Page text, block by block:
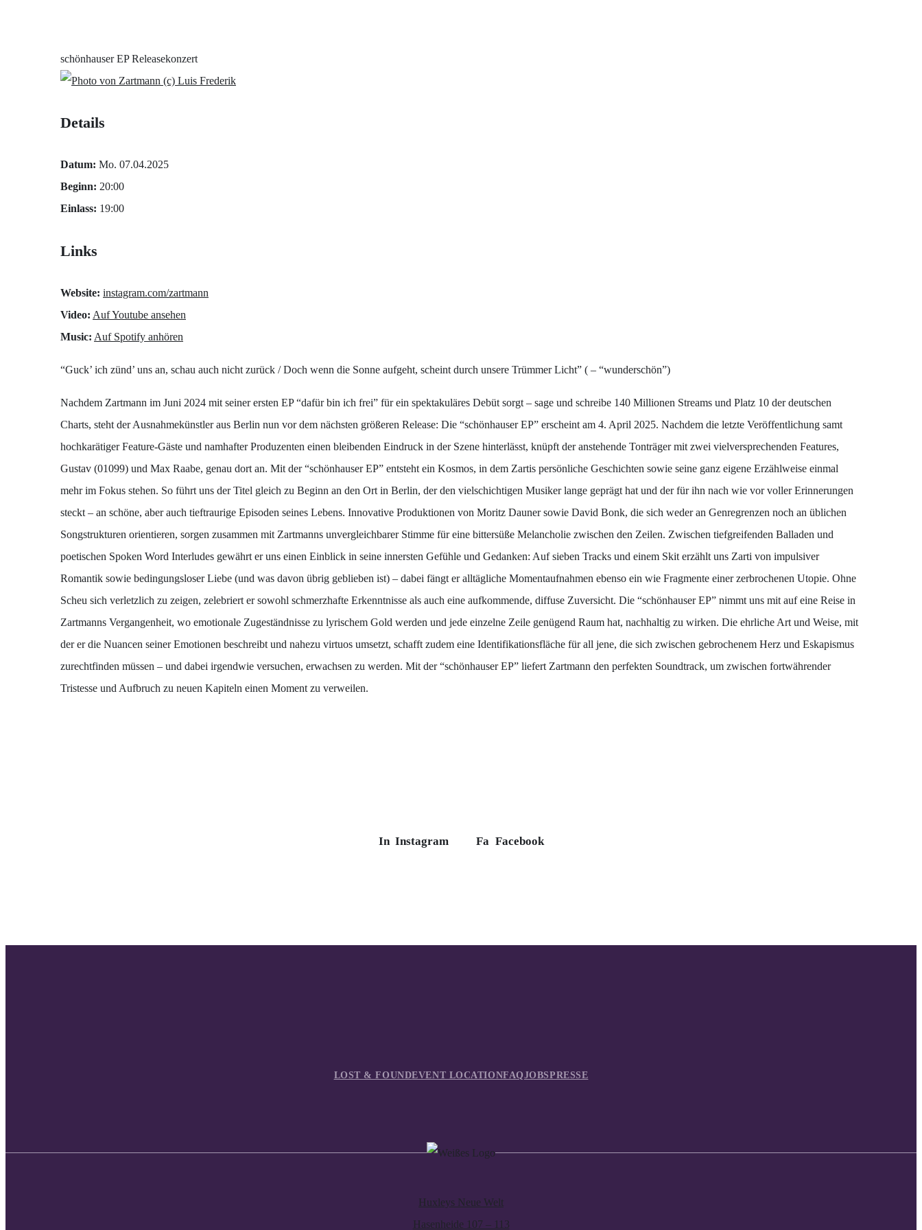
schönhauser EP Releasekonzert
(c) Luis Frederik
Details
Datum: Mo. 07.04.2025
Beginn: 20:00
Einlass: 19:00
Links
Website: instagram.com/zartmann
Video: Auf Youtube ansehen
Music: Auf Spotify anhören
“Guck’ ich zünd’ uns an, schau auch nicht zurück / Doch wenn die Sonne aufgeht, scheint durch unsere Trümmer Licht” ( – “wunderschön”)
Nachdem Zartmann im Juni 2024 mit seiner ersten EP “dafür bin ich frei” für ein spektakuläres Debüt sorgt – sage und schreibe 140 Millionen Streams und Platz 10 der deutschen
Charts, steht der Ausnahmekünstler aus Berlin nun vor dem nächsten größeren Release: Die “schönhauser EP” erscheint am 4. April 2025. Nachdem die letzte Veröffentlichung samt
hochkarätiger Feature-Gäste und namhafter Produzenten einen bleibenden Eindruck in der Szene hinterlässt, knüpft der anstehende Tonträger mit zwei vielversprechenden Features,
Gustav (01099) und Max Raabe, genau dort an. Mit der “schönhauser EP” entsteht ein Kosmos, in dem Zartis persönliche Geschichten sowie seine ganz eigene Erzählweise einmal
mehr im Fokus stehen. So führt uns der Titel gleich zu Beginn an den Ort in Berlin, der den vielschichtigen Musiker lange geprägt hat und der für ihn nach wie vor voller Erinnerungen
steckt – an schöne, aber auch tieftraurige Episoden seines Lebens. Innovative Produktionen von Moritz Dauner sowie David Bonk, die sich weder an Genregrenzen noch an üblichen
Songstrukturen orientieren, sorgen zusammen mit Zartmanns unvergleichbarer Stimme für eine bittersüße Melancholie zwischen den Zeilen. Zwischen tiefgreifenden Balladen und
poetischen Spoken Word Interludes gewährt er uns einen Einblick in seine innersten Gefühle und Gedanken: Auf sieben Tracks und einem Skit erzählt uns Zarti von impulsiver
Romantik sowie bedingungsloser Liebe (und was davon übrig geblieben ist) – dabei fängt er alltägliche Momentaufnahmen ebenso ein wie Fragmente einer zerbrochenen Utopie. Ohne
Scheu sich verletzlich zu zeigen, zelebriert er sowohl schmerzhafte Erkenntnisse als auch eine aufkommende, diffuse Zuversicht. Die “schönhauser EP” nimmt uns mit auf eine Reise in
Zartmanns Vergangenheit, wo emotionale Zugeständnisse zu lyrischem Gold werden und jede einzelne Zeile genügend Raum hat, nachhaltig zu wirken. Die ehrliche Art und Weise, mit
der er die Nuancen seiner Emotionen beschreibt und nahezu virtuos umsetzt, schafft zudem eine Identifikationsfläche für all jene, die sich zwischen gebrochenem Herz und Eskapismus
zurechtfinden müssen – und dabei irgendwie versuchen, erwachsen zu werden. Mit der “schönhauser EP” liefert Zartmann den perfekten Soundtrack, um zwischen fortwährender
Tristesse und Aufbruch zu neuen Kapiteln einen Moment zu verweilen.
In Instagram Fa Facebook
LOST & FOUNDEVENT LOCATIONFAQJOBSPRESSE
Huxleys Neue Welt
Hasenheide 107 – 113